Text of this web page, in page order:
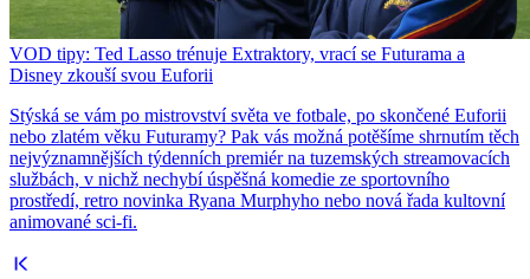
VOD tipy: Ted Lasso trénuje Extraktory, vrací se Futurama a
Disney zkouší svou Euforii
Stýská se vám po mistrovství světa ve fotbale, po skončené Euforii
nebo zlatém věku Futuramy? Pak vás možná potěšíme shrnutím těch
nejvýznamnějších týdenních premiér na tuzemských streamovacích
službách, v nichž nechybí úspěšná komedie ze sportovního
prostředí, retro novinka Ryana Murphyho nebo nová řada kultovní
animované sci-fi.